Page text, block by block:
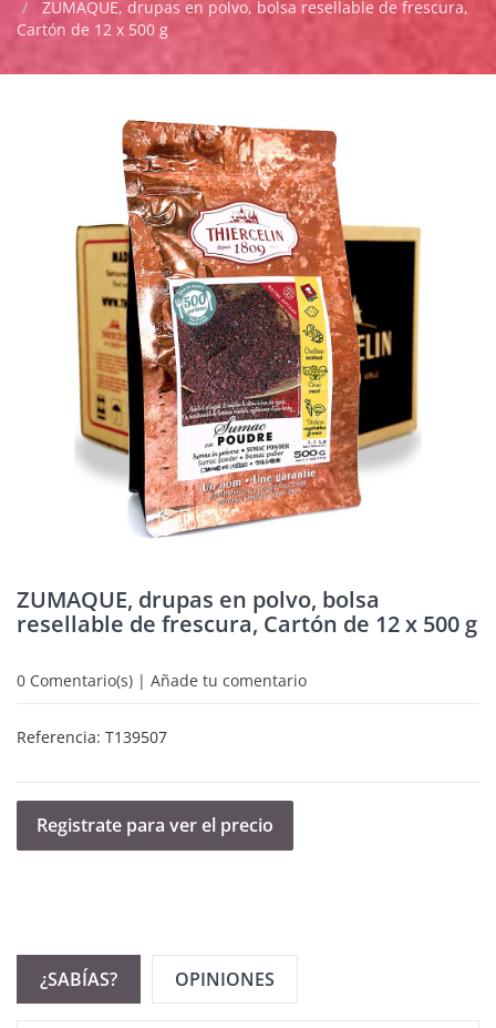
ZUMAQUE, drupas en polvo, bolsa resellable de frescura,
Cartón de 12 x 500 g
ZUMAQUE, drupas en polvo, bolsa
resellable de frescura, Cartón de 12 x 500 g
0 Comentario(s) | Añade tu comentario
Referencia: T139507
Registrate para ver el precio
¿SABÍAS? OPINIONES